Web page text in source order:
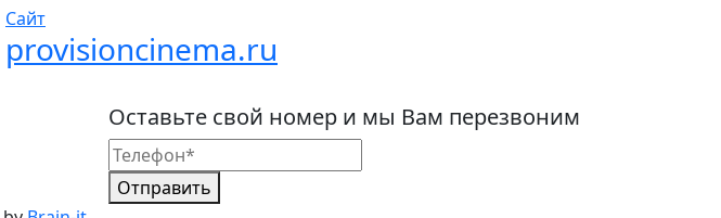
Сайт
provisioncinema.ru
Оставьте свой номер и мы Вам перезвоним
Отправить